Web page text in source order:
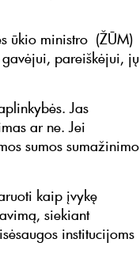
ūkio ministro (ŽŪM)
pareiškėjui, jų
Jas
ar ne. Jei
sumos sumažinimo
kaip įvykę
siekiant
institucijoms